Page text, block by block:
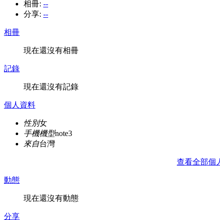
相冊: --
分享: --
相冊
現在還沒有相冊
記錄
現在還沒有記錄
個人資料
性別女
手機機型note3
來自台灣
查看全部個
動態
現在還沒有動態
分享